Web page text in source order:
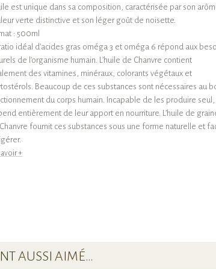
est unique dans sa composition, caractérisée par son
verte distinctive et son léger goût de noisette.
: 500ml
idéal d’acides gras oméga 3 et oméga 6 répond aux
de l’organisme humain. L’huile de Chanvre contient
des vitamines, minéraux, colorants végétaux et
Beaucoup de ces substances sont nécessaires au
du corps humain. Incapable de les produire seul,
entièrement de leur apport en nourriture. L’huile de
fournit ces substances sous une forme naturelle et
+
AUSSI AIMÉ…